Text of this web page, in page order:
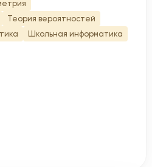
Теория вероятностей
Школьная информатика